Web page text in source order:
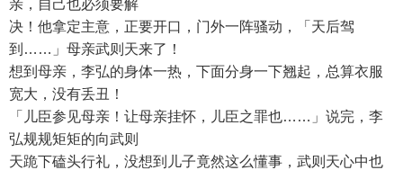
亲，自己也必须要解
决！他拿定主意，正要开口，门外一阵骚动，「天后驾
到……」母亲武则天来了！
想到母亲，李弘的身体一热，下面分身一下翘起，总算衣服
宽大，没有丢丑！
「儿臣参见母亲！让母亲挂怀，儿臣之罪也……」说完，李
弘规规矩矩的向武则
天跪下磕头行礼，没想到儿子竟然这么懂事，武则天心中也